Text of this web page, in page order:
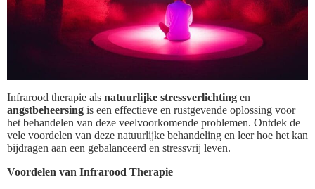
Infrarood therapie als natuurlijke stressverlichting en
angstbeheersing is een effectieve en rustgevende oplossing voor
het behandelen van deze veelvoorkomende problemen. Ontdek de
vele voordelen van deze natuurlijke behandeling en leer hoe het kan
bijdragen aan een gebalanceerd en stressvrij leven.
Voordelen van Infrarood Therapie